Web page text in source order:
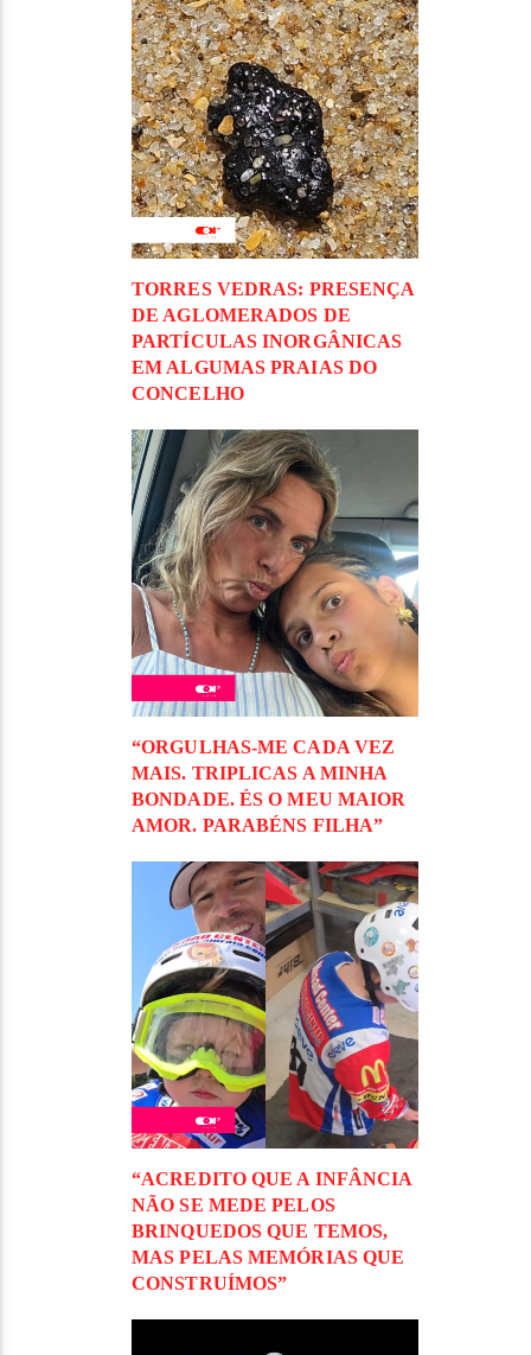
TORRES VEDRAS: PRESENÇA
DE AGLOMERADOS DE
PARTÍCULAS INORGÂNICAS
EM ALGUMAS PRAIAS DO
CONCELHO
“ORGULHAS-ME CADA VEZ
MAIS. TRIPLICAS A MINHA
BONDADE. ÉS O MEU MAIOR
AMOR. PARABÉNS FILHA”
“ACREDITO QUE A INFÂNCIA
NÃO SE MEDE PELOS
BRINQUEDOS QUE TEMOS,
MAS PELAS MEMÓRIAS QUE
CONSTRUÍMOS”